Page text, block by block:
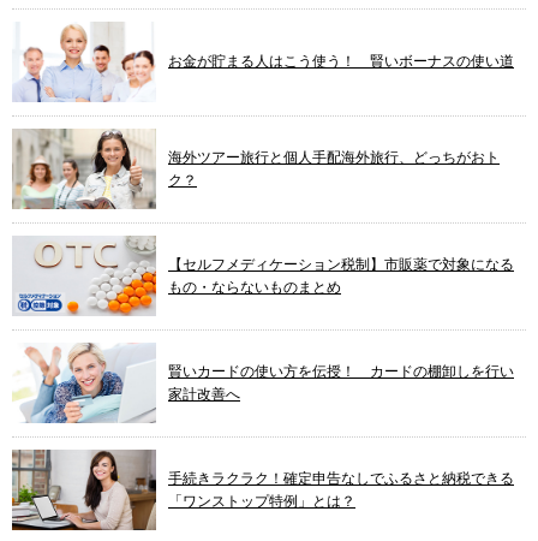
お金が貯まる人はこう使う！ 賢いボーナスの使い道
海外ツアー旅行と個人手配海外旅行、どっちがおト
ク？
【セルフメディケーション税制】市販薬で対象になる
もの・ならないものまとめ
賢いカードの使い方を伝授！ カードの棚卸しを行い
家計改善へ
手続きラクラク！確定申告なしでふるさと納税できる
「ワンストップ特例」とは？